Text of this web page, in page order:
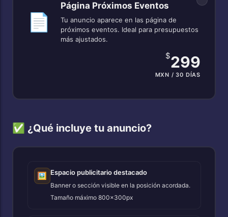
📄
Página Próximos Eventos
Tu anuncio aparece en las página de
próximos eventos. Ideal para presupuestos
más ajustados.
$299
MXN / 30 DÍAS
✅ ¿Qué incluye tu anuncio?
🖼️ Espacio publicitario destacado
Banner o sección visible en la posición acordada.
Tamaño máximo 800x300px